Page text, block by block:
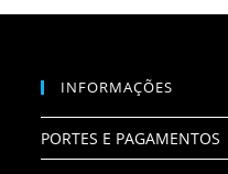
INFORMAÇÕES
PORTES E PAGAMENTOS